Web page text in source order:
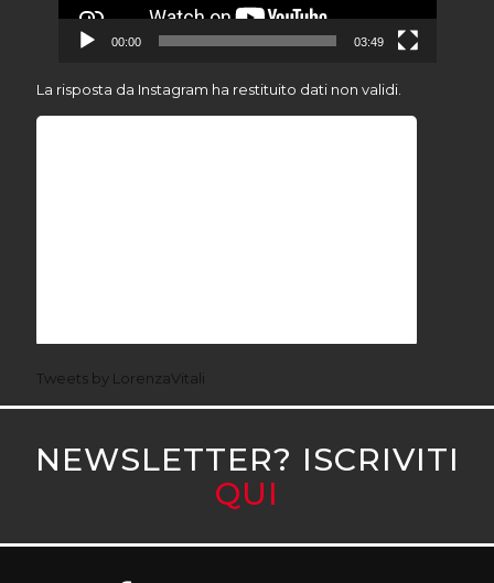
00:00 03:49
La risposta da Instagram ha restituito dati non validi.
Tweets by LorenzaVitali
NEWSLETTER? ISCRIVITI
QUI